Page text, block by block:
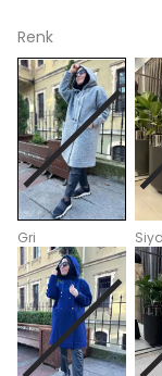
Renk
Gri